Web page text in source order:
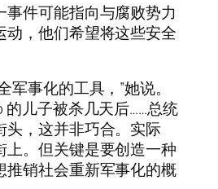
事件可能指向与腐败势力
动，他们希望将这些安全
军事化的工具，”她说。
的儿子被杀几天后……总统
头，这并非巧合。实际
上。但关键是要创造一种
推销社会重新军事化的概